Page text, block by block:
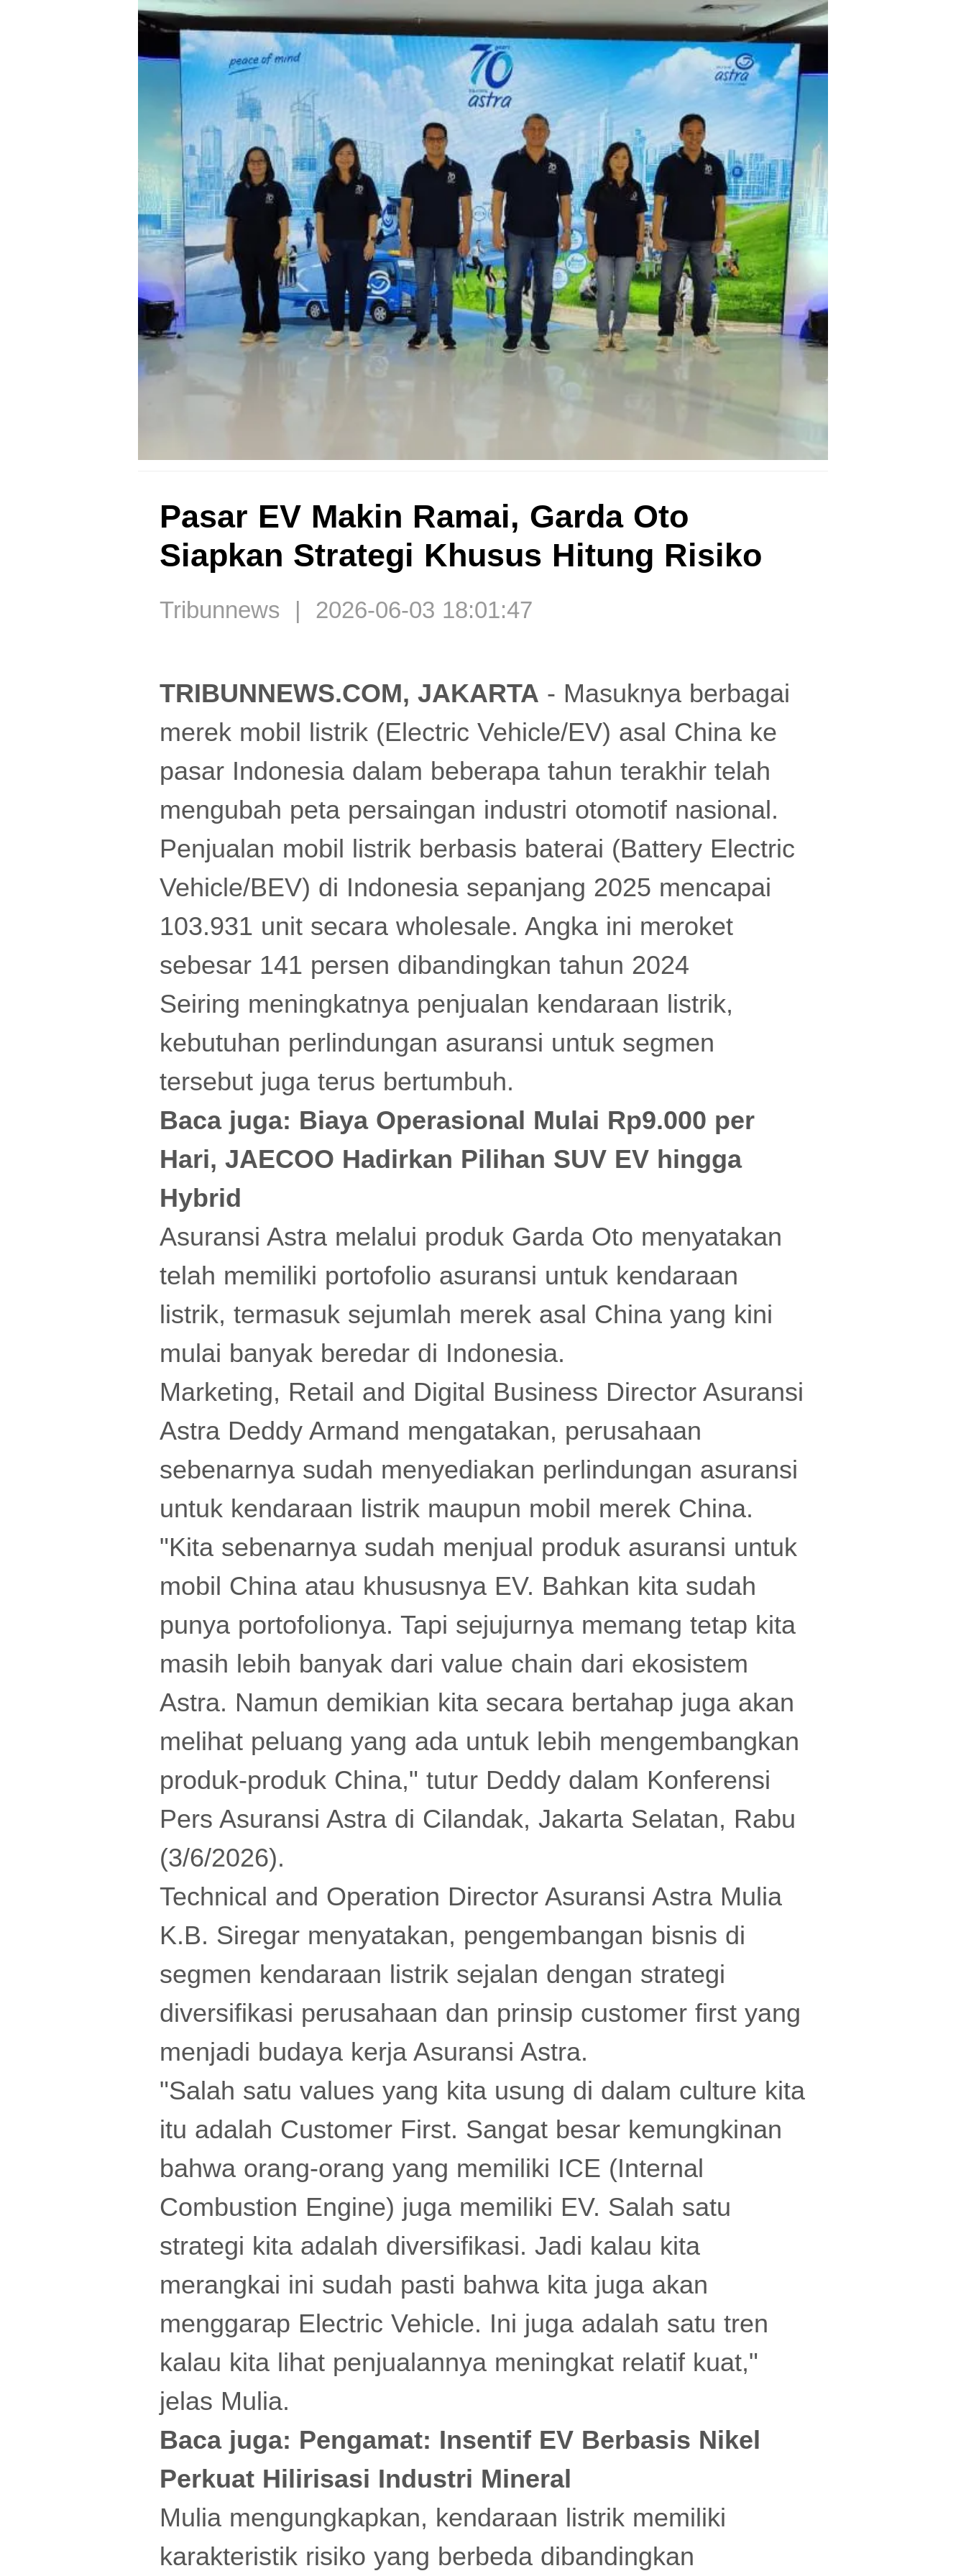
Pasar EV Makin Ramai, Garda Oto
Siapkan Strategi Khusus Hitung Risiko
Tribunnews | 2026-06-03 18:01:47
TRIBUNNEWS.COM, JAKARTA - Masuknya berbagai
merek mobil listrik (Electric Vehicle/EV) asal China ke
pasar Indonesia dalam beberapa tahun terakhir telah
mengubah peta persaingan industri otomotif nasional.
Penjualan mobil listrik berbasis baterai (Battery Electric
Vehicle/BEV) di Indonesia sepanjang 2025 mencapai
103.931 unit secara wholesale. Angka ini meroket
sebesar 141 persen dibandingkan tahun 2024
Seiring meningkatnya penjualan kendaraan listrik,
kebutuhan perlindungan asuransi untuk segmen
tersebut juga terus bertumbuh.
Baca juga: Biaya Operasional Mulai Rp9.000 per
Hari, JAECOO Hadirkan Pilihan SUV EV hingga
Hybrid
Asuransi Astra melalui produk Garda Oto menyatakan
telah memiliki portofolio asuransi untuk kendaraan
listrik, termasuk sejumlah merek asal China yang kini
mulai banyak beredar di Indonesia.
Marketing, Retail and Digital Business Director Asuransi
Astra Deddy Armand mengatakan, perusahaan
sebenarnya sudah menyediakan perlindungan asuransi
untuk kendaraan listrik maupun mobil merek China.
"Kita sebenarnya sudah menjual produk asuransi untuk
mobil China atau khususnya EV. Bahkan kita sudah
punya portofolionya. Tapi sejujurnya memang tetap kita
masih lebih banyak dari value chain dari ekosistem
Astra. Namun demikian kita secara bertahap juga akan
melihat peluang yang ada untuk lebih mengembangkan
produk-produk China," tutur Deddy dalam Konferensi
Pers Asuransi Astra di Cilandak, Jakarta Selatan, Rabu
(3/6/2026).
Technical and Operation Director Asuransi Astra Mulia
K.B. Siregar menyatakan, pengembangan bisnis di
segmen kendaraan listrik sejalan dengan strategi
diversifikasi perusahaan dan prinsip customer first yang
menjadi budaya kerja Asuransi Astra.
"Salah satu values yang kita usung di dalam culture kita
itu adalah Customer First. Sangat besar kemungkinan
bahwa orang-orang yang memiliki ICE (Internal
Combustion Engine) juga memiliki EV. Salah satu
strategi kita adalah diversifikasi. Jadi kalau kita
merangkai ini sudah pasti bahwa kita juga akan
menggarap Electric Vehicle. Ini juga adalah satu tren
kalau kita lihat penjualannya meningkat relatif kuat,"
jelas Mulia.
Baca juga: Pengamat: Insentif EV Berbasis Nikel
Perkuat Hilirisasi Industri Mineral
Mulia mengungkapkan, kendaraan listrik memiliki
karakteristik risiko yang berbeda dibandingkan